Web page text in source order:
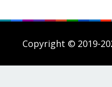
Copyright © 2019-